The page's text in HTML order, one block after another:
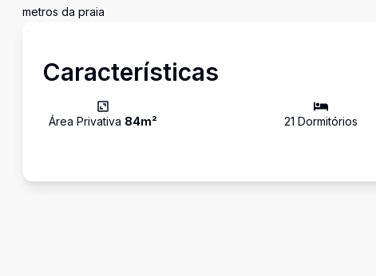
metros da praia
Características
Área Privativa 84m² 21 Dormitórios